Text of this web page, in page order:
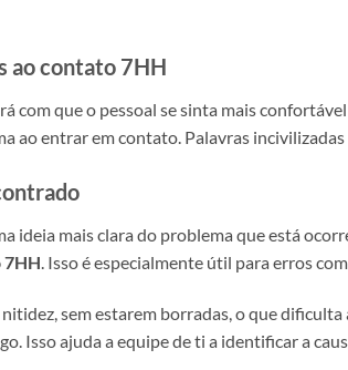
ao contato 7HH
com que o pessoal se sinta mais
ao entrar em contato. Palavras
ideia mais clara do problema que está
7HH . Isso é especialmente útil para erros
sem estarem borradas, o que
Isso ajuda a equipe de ti a identificar a